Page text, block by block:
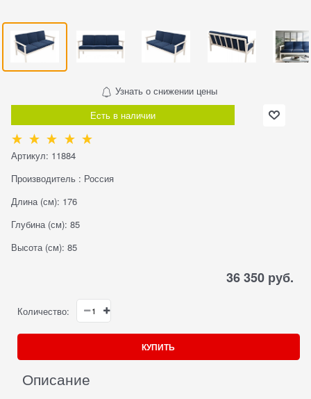
Узнать о снижении цены
Есть в наличии
Артикул: 11884
Производитель : Россия
Длина (см): 176
Глубина (см): 85
Высота (см): 85
36 350 руб.
Количество:
КУПИТЬ
Описание